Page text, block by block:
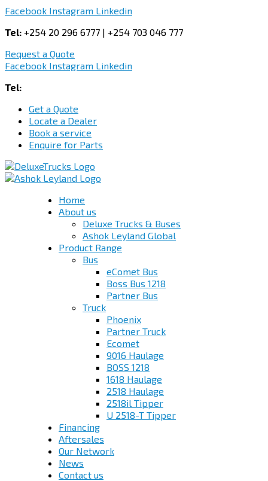
Facebook Instagram Linkedin
Tel: +254 20 296 6777 | +254 703 046 777
Request a Quote
Facebook Instagram Linkedin
Tel:
Get a Quote
Locate a Dealer
Book a service
Enquire for Parts
Home
About us
Deluxe Trucks & Buses
Ashok Leyland Global
Product Range
Bus
eComet Bus
Boss Bus 1218
Partner Bus
Truck
Phoenix
Partner Truck
Ecomet
9016 Haulage
BOSS 1218
1618 Haulage
2518 Haulage
2518il Tipper
U 2518-T Tipper
Financing
Aftersales
Our Network
News
Contact us